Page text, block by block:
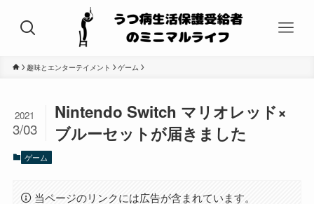
趣味とエンターテイメント ゲーム
Nintendo Switch マリオレッド×
ブルーセットが届きました
2021
3/03
ゲーム
当ページのリンクには広告が含まれています。